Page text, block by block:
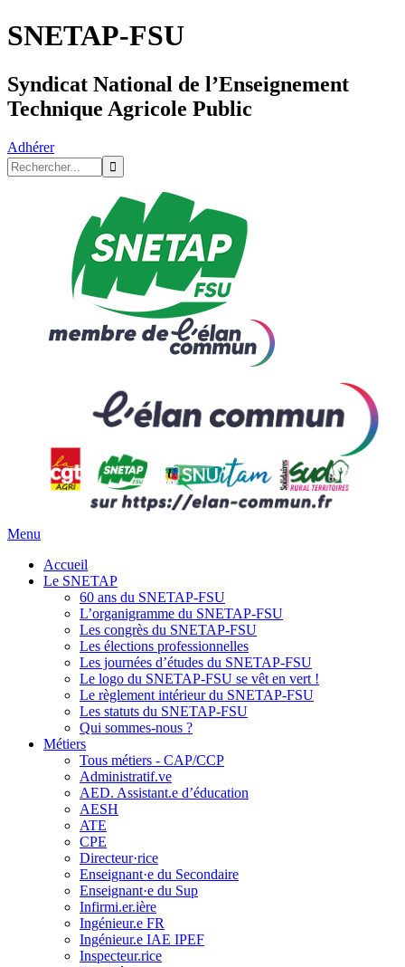
SNETAP-FSU
Syndicat National de l’Enseignement
Technique Agricole Public
Adhérer
Menu
Accueil
Le SNETAP
60 ans du SNETAP-FSU
L’organigramme du SNETAP-FSU
Les congrès du SNETAP-FSU
Les élections professionnelles
Les journées d’études du SNETAP-FSU
Le logo du SNETAP-FSU se vêt en vert !
Le règlement intérieur du SNETAP-FSU
Les statuts du SNETAP-FSU
Qui sommes-nous ?
Métiers
Tous métiers - CAP/CCP
Administratif.ve
AED. Assistant.e d’éducation
AESH
ATE
CPE
Directeur·rice
Enseignant·e du Secondaire
Enseignant·e du Sup
Infirmi.er.ière
Ingénieur.e FR
Ingénieur.e IAE IPEF
Inspecteur.rice